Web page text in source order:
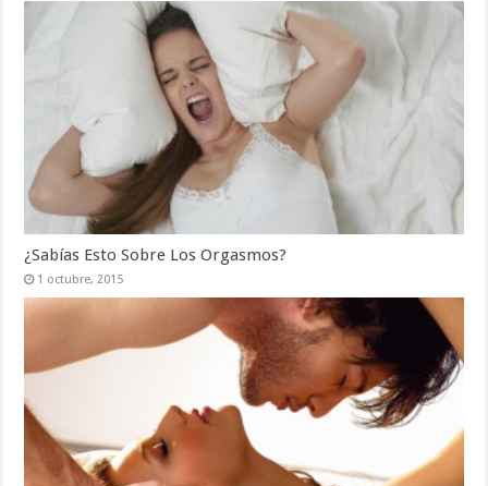
¿Sabías Esto Sobre Los Orgasmos?
1 octubre, 2015